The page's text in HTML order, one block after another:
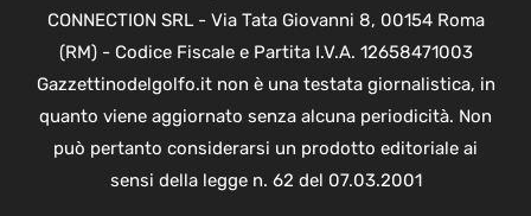
CONNECTION SRL - Via Tata Giovanni 8, 00154 Roma
(RM) - Codice Fiscale e Partita I.V.A. 12658471003
Gazzettinodelgolfo.it non è una testata giornalistica, in
quanto viene aggiornato senza alcuna periodicità. Non
può pertanto considerarsi un prodotto editoriale ai
sensi della legge n. 62 del 07.03.2001